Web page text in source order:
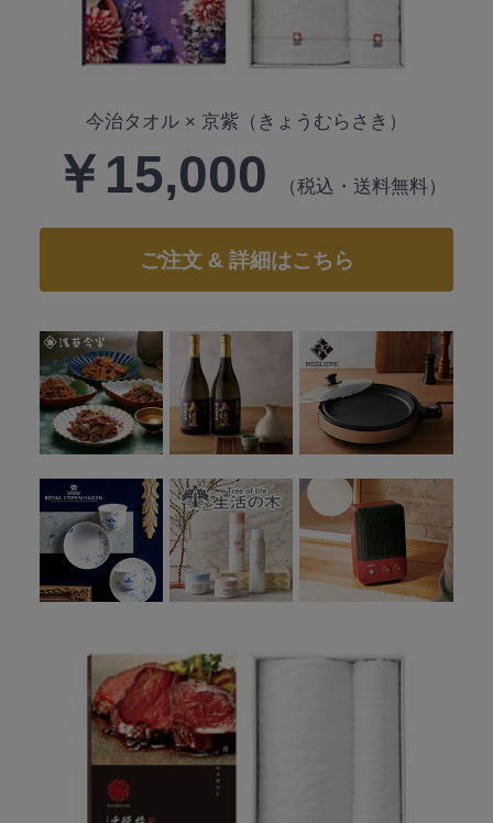
今治タオル × 京紫（きょうむらさき）
￥15,000 （税込・送料無料）
ご注文 & 詳細はこちら